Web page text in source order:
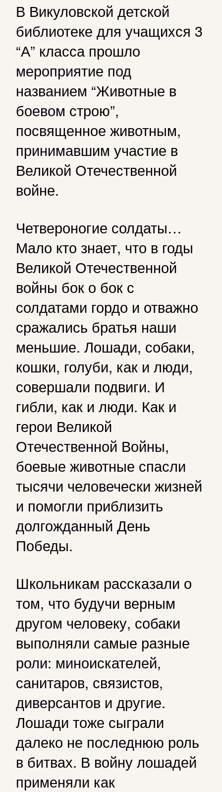
В Викуловской детской
библиотеке для учащихся 3
“А” класса прошло
мероприятие под
названием “Животные в
боевом строю”,
посвященное животным,
принимавшим участие в
Великой Отечественной
войне.
Четвероногие солдаты…
Мало кто знает, что в годы
Великой Отечественной
войны бок о бок с
солдатами гордо и отважно
сражались братья наши
меньшие. Лошади, собаки,
кошки, голуби, как и люди,
совершали подвиги. И
гибли, как и люди. Как и
герои Великой
Отечественной Войны,
боевые животные спасли
тысячи человечески жизней
и помогли приблизить
долгожданный День
Победы.
Школьникам рассказали о
том, что будучи верным
другом человеку, собаки
выполняли самые разные
роли: миноискателей,
санитаров, связистов,
диверсантов и другие.
Лошади тоже сыграли
далеко не последнюю роль
в битвах. В войну лошадей
применяли как